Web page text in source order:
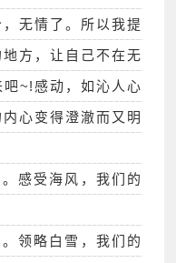
无情了。所以我提
方，让自己不在无
~!感动，如沁人心
心变得澄澈而又明
感受海风，我们的
领略白雪，我们的